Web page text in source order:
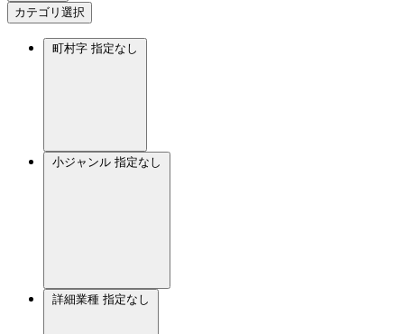
カテゴリ選択
町村字 指定なし
小ジャンル 指定なし
詳細業種 指定なし